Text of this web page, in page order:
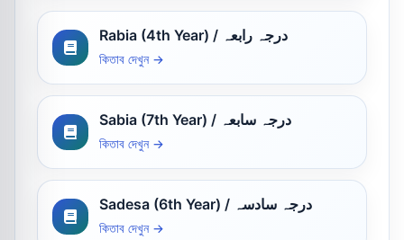
Rabia (4th Year) / درجہ رابعہ
কিতাব দেখুন →
Sabia (7th Year) / درجہ سابعہ
কিতাব দেখুন →
Sadesa (6th Year) / درجہ سادسہ
কিতাব দেখুন →